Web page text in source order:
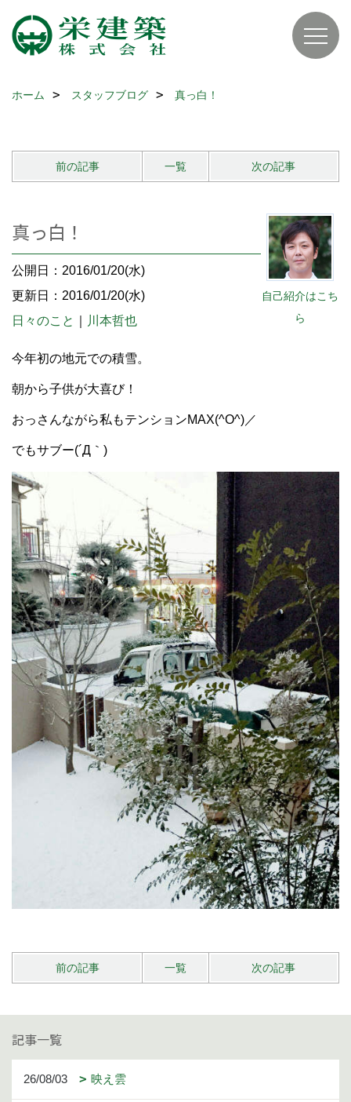
ホーム スタッフブログ 真っ白！
前の記事 一覧 次の記事
自己紹介はこち
ら
真っ白！
公開日：2016/01/20(水)
更新日：2016/01/20(水)
日々のこと
川本哲也
今年初の地元での積雪。
朝から子供が大喜び！
おっさんながら私もテンションMAX(^O^)／
でもサブー(´Д｀)
前の記事 一覧 次の記事
記事一覧
26/08/03 映え雲